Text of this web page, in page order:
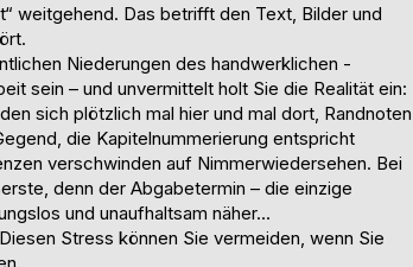
weitgehend. Das betrifft den Text, Bilder und
Niederungen des handwerklichen -
sein – und unvermittelt holt Sie die Realität ein:
sich plötzlich mal hier und mal dort, Randnoten
die Kapitelnummerierung entspricht
verschwinden auf Nimmerwiedersehen. Bei
denn der Abgabetermin – die einzige
und unaufhaltsam näher…
Stress können Sie vermeiden, wenn Sie